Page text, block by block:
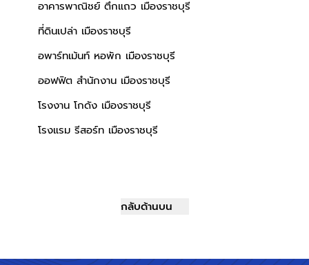
อาคารพาณิชย์ ตึกแถว เมืองราชบุรี
ที่ดินเปล่า เมืองราชบุรี
อพาร์ทเม้นท์ หอพัก เมืองราชบุรี
ออฟฟิต สำนักงาน เมืองราชบุรี
โรงงาน โกดัง เมืองราชบุรี
โรงแรม รีสอร์ท เมืองราชบุรี
กลับด้านบน